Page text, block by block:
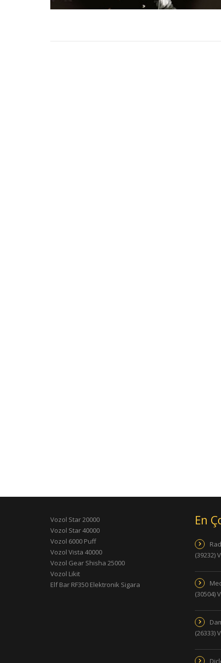
Vozol Star 20000
Vozol Star 40000
Vozol 6000 Puff
Vozol Vista 40000
Vozol Gear Shisha 25000
Vozol Likit
Elf Bar RF350 Elektronik Sigara
En
(39232)
(30504)
(26333)